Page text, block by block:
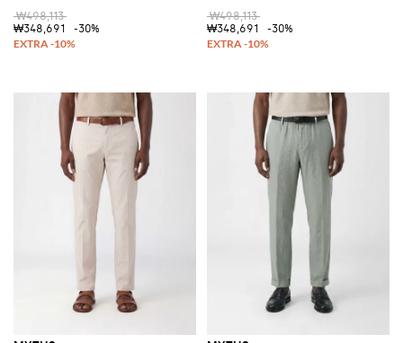
₩498,113
₩348,691
-30%
₩498,113
₩348,691
-30%